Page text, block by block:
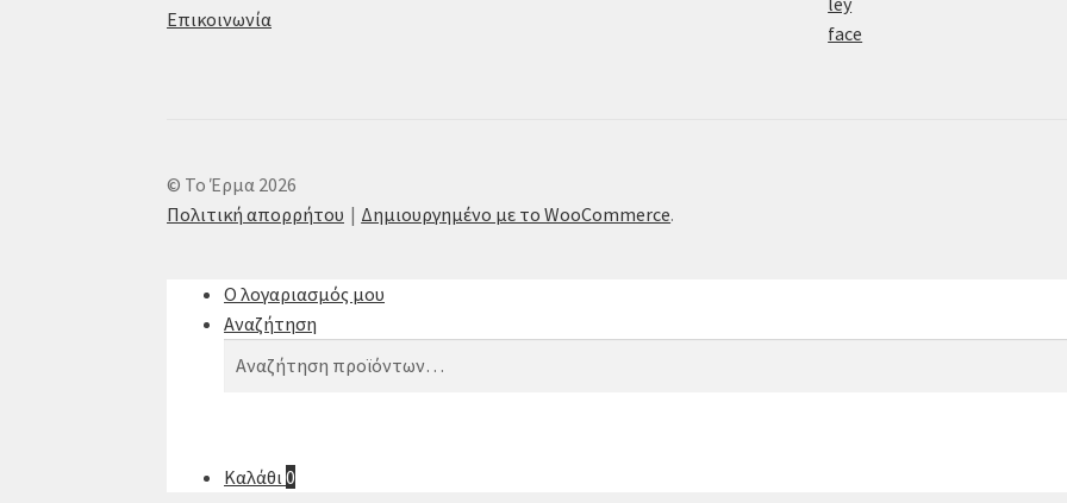
Επικοινωνία
© Το Έρμα 2026
Πολιτική απορρήτου
Δημιουργημένο με το WooCommerce.
Ο λογαριασμός μου
Αναζήτηση
Αναζήτηση
Αναζήτηση
Καλάθι0